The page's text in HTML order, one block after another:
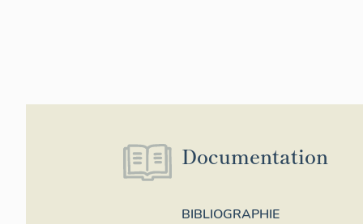
Documentation
BIBLIOGRAPHIE